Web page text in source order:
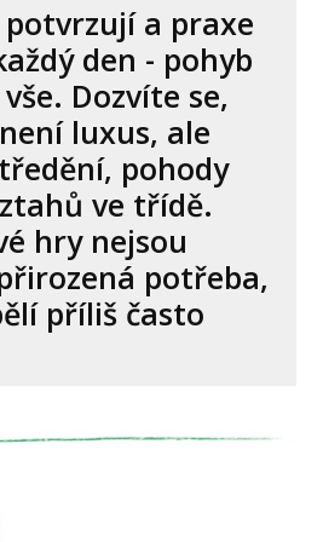
a praxe
den - pohyb
Dozvíte se,
luxus, ale
pohody
ve třídě.
hry nejsou
potřeba,
příliš často